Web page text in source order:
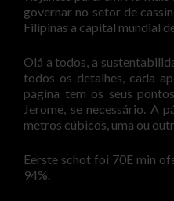
governar no setor de
Filipinas a capital mundial
Olá a todos, a
todos os detalhes, cada
página tem os seus
Jerome, se necessário. A
metros cúbicos, uma ou
Eerste schot foi 70E min
94%.